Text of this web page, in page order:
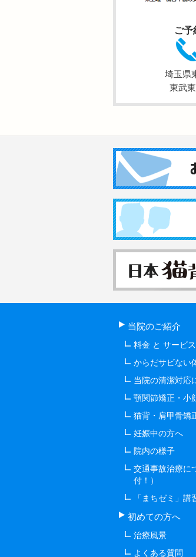
ご予
埼玉県
東武
当院のご紹介
料金 と サービ
からだサビない
当院の清潔対応
顎関節矯正・小
猫背・肩甲骨矯
妊娠中の方へ
院内の様子
交通事故治療に
付！）
「まちゼミ」講
初めての方へ
治療風景
よくある質問